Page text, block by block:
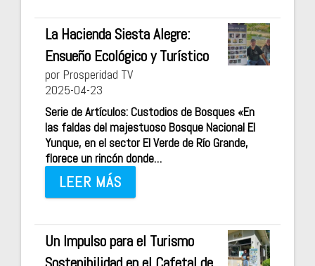
La Hacienda Siesta Alegre:
Ensueño Ecológico y Turístico
por Prosperidad TV
2025-04-23
Serie de Artículos: Custodios de Bosques «En
las faldas del majestuoso Bosque Nacional El
Yunque, en el sector El Verde de Río Grande,
florece un rincón donde…
LEER MÁS
Un Impulso para el Turismo